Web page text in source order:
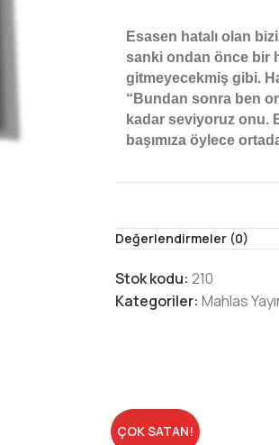
Esasen hatalı olan
sanki ondan önce bir
gitmeyecekmiş gibi.
“Bundan sonra ben
kadar seviyoruz onu.
başımıza öylece
Değerlendirmeler (0)
Stok kodu: 210
Kategoriler: Mahlas
ÇOK SATAN!